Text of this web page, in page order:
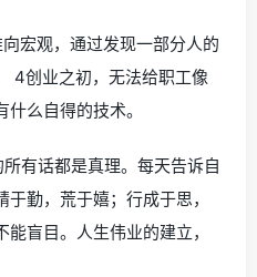
宏观，通过发现一部分人的
4创业之初，无法给职工像
么自得的技术。
有话都是真理。每天告诉自
勤，荒于嬉；行成于思，
盲目。人生伟业的建立，